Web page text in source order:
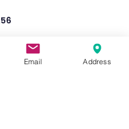
inter College sarsai
Email Address